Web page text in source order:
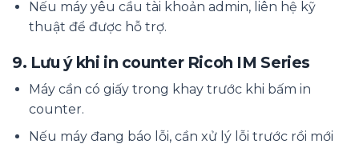
Nếu máy yêu cầu tài khoản admin, liên hệ kỹ
thuật để được hỗ trợ.
9. Lưu ý khi in counter Ricoh IM Series
Máy cần có giấy trong khay trước khi bấm in
counter.
Nếu máy đang báo lỗi, cần xử lý lỗi trước rồi mới